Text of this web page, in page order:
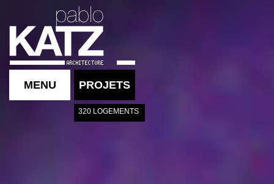
MENU PROJETS
320 LOGEMENTS